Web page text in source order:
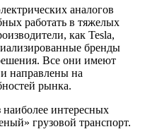
аналогов
работать в тяжелых
как Tesla,
бренды
Все они имеют
направлены на
рынка.
интересных
грузовой транспорт.